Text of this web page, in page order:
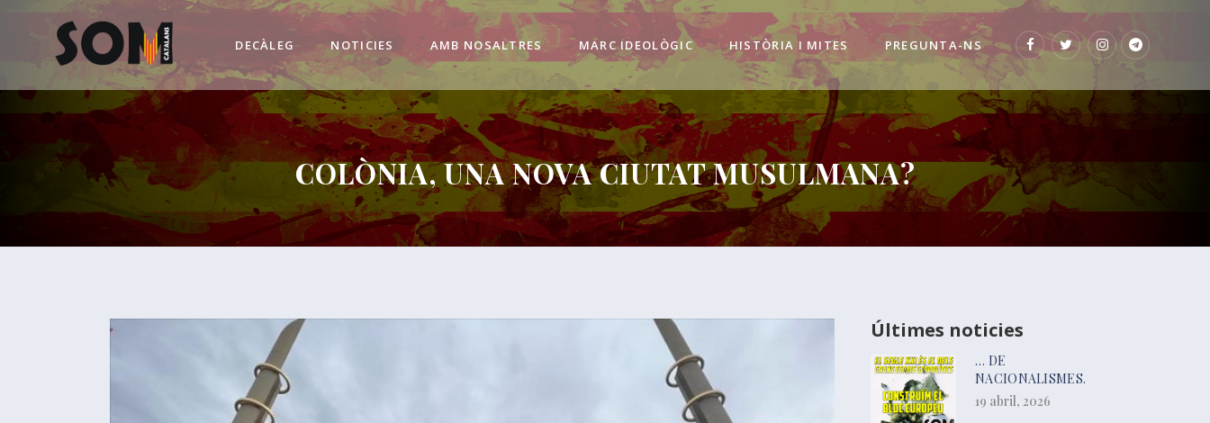
DECÀLEG NOTICIES AMB NOSALTRES MARC IDEOLÒGIC HISTÒRIA I MITES PREGUNTA-NS
COLÒNIA, UNA NOVA CIUTAT MUSULMANA?
Últimes noticies
… DE
NACIONALISMES.
19 abril, 2026